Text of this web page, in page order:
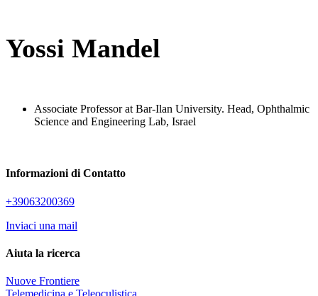
Yossi Mandel
Associate Professor at Bar-Ilan University. Head, Ophthalmic
Science and Engineering Lab, Israel
Informazioni di Contatto
+39063200369
Inviaci una mail
Aiuta la ricerca
Nuove Frontiere
Telemedicina e Teleoculistica